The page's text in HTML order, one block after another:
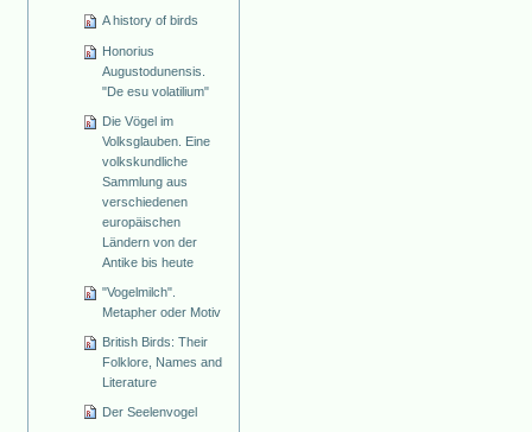
A history of birds
Honorius
Augustodunensis.
"De esu volatilium"
Die Vögel im
Volksglauben. Eine
volkskundliche
Sammlung aus
verschiedenen
europäischen
Ländern von der
Antike bis heute
"Vogelmilch".
Metapher oder Motiv
British Birds: Their
Folklore, Names and
Literature
Der Seelenvogel